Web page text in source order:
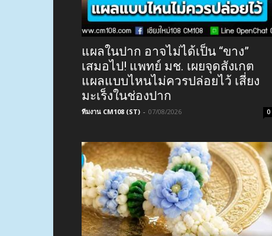
แผลในปาก อาจไม่ได้เป็น “ขาง”
เสมอไป! แพทย์ มช. เผยจุดสังเกต
แผลแบบไหนไม่ควรปล่อยไว้ เสี่ยง
มะเร็งในช่องปาก
ทีมงาน CM108 (ST) - 07/08/2026 0